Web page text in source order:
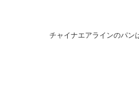
チャイナエアラインのパン